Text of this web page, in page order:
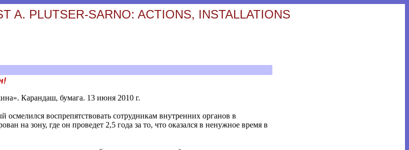
A. PLUTSER-SARNO: ACTIONS, INSTALLATIONS
Карандаш, бумага. 13 июня 2010 г.
воспрепятствовать сотрудникам внутренних органов в
на зону, где он проведет 2,5 года за то, что оказался в ненужное время в